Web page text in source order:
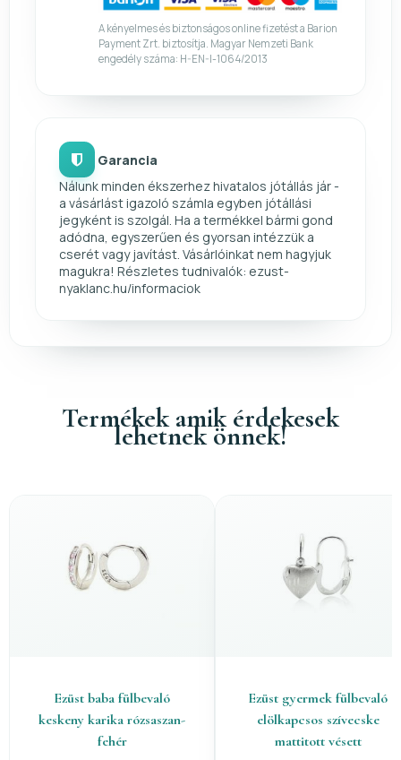
A kényelmes és biztonságos online fizetést a Barion
Payment Zrt. biztosítja. Magyar Nemzeti Bank
engedély száma: H-EN-I-1064/2013
Garancia
Nálunk minden ékszerhez hivatalos jótállás jár -
a vásárlást igazoló számla egyben jótállási
jegyként is szolgál. Ha a termékkel bármi gond
adódna, egyszerűen és gyorsan intézzük a
cserét vagy javítást. Vásárlóinkat nem hagyjuk
magukra! Részletes tudnivalók: ezust-
nyaklanc.hu/informaciok
Termékek amik érdekesek
lehetnek önnek!
Ezüst baba fülbevaló
keskeny karika rózsaszan-
fehér
Ezüst gyermek fülbevaló
elölkapcsos szívecske
mattitott vésett